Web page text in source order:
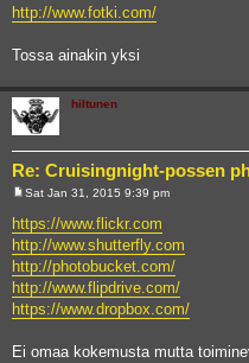
o
s
http://www.fotki.com/
Tossa ainakin yksi
hiltunen
Re: Cruisingnight-possen
o
s
t
Sat Jan 31, 2015 9:39 pm
https://www.flickr.com
http://www.shutterfly.com
http://photobucket.com/
http://www.flipdrive.com/
https://www.dropbox.com/
Ei omaa kokemusta mutta